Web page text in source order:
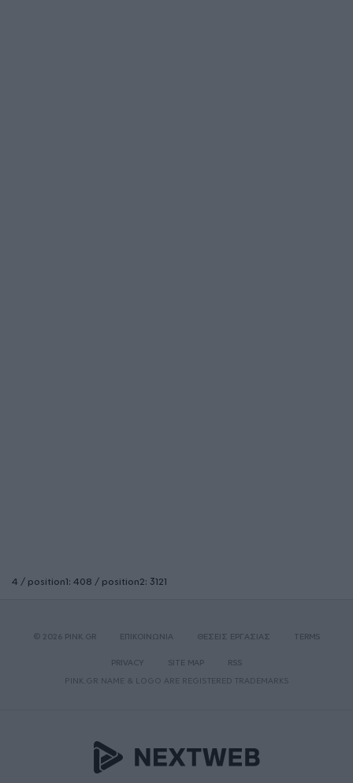
4 / position1: 408 / position2: 3121
© 2026 PINK.GR ΕΠΙΚΟΙΝΩΝΙΑ ΘΕΣΕΙΣ ΕΡΓΑΣΙΑΣ TERMS
PRIVACY SITE MAP
RSS
PINK.GR NAME & LOGO ARE REGISTERED TRADEMARKS